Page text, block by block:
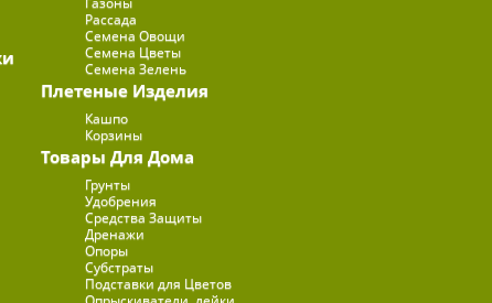
Рассада
Семена Овощи
Семена Цветы
Семена Зелень
Плетеные Изделия
Кашпо
Корзины
Товары Для Дома
Грунты
Удобрения
Средства Защиты
Дренажи
Опоры
Субстраты
Подставки для Цветов